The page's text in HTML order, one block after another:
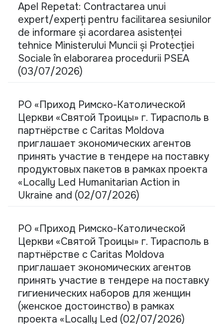
Apel Repetat: Contractarea unui
expert/experți pentru facilitarea sesiunilor
de informare și acordarea asistenței
tehnice Ministerului Muncii și Protecției
Sociale în elaborarea procedurii PSEA
(03/07/2026)
РО «Приход Римско-Католической
Церкви «Святой Троицы» г. Тирасполь в
партнёрстве с Caritas Moldova
приглашает экономических агентов
принять участие в тендере на поставку
продуктовых пакетов в рамках проекта
«Locally Led Humanitarian Action in
Ukraine and (02/07/2026)
РО «Приход Римско-Католической
Церкви «Святой Троицы» г. Тирасполь в
партнёрстве с Caritas Moldova
приглашает экономических агентов
принять участие в тендере на поставку
гигиенических наборов для женщин
(женское достоинство) в рамках
проекта «Locally Led (02/07/2026)